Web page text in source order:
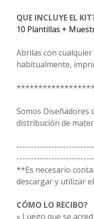
QUE INCLUYE EL
10 Plantillas +
Abrilas con
habitualmente,
Somos Diseñadores
distribución de
**Es necesario
descargar y utilizar
CÓMO LO RECIBO?
» Luego que se